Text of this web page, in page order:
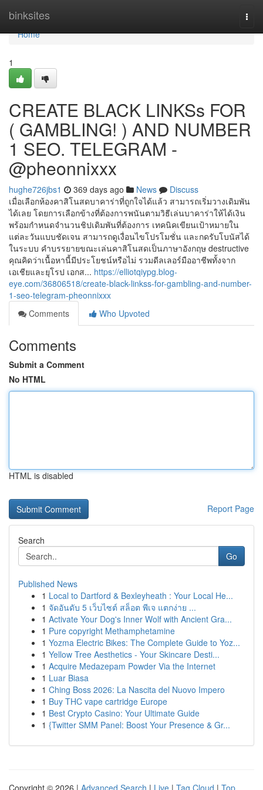
binksites
Home
Home
1
CREATE BLACK LINKSs FOR
( GAMBLING! ) AND NUMBER
1 SEO. TELEGRAM -
@pheonnixxx
hughe726jbs1 369 days ago News
Discuss
เมื่อเลือกห้องคาสิโนสดบาคาร่าที่ถูกใจได้แล้ว สามารถเริ่มวางเดิมพัน
ได้เลย โดยการเลือกข้างที่ต้องการพนันตามวิธีเล่นบาคาร่าให้ได้เงิน
พร้อมกำหนดจำนวนชิปเดิมพันที่ต้องการ เทคนิคเขียนเป้าหมายใน
แต่ละวันแบบชัดเจน สามารถดูเงื่อนไขโปรโมชั่น และกดรับโบนัสได้
ในระบบ คำบรรยายขณะเล่นคาสิโนสดเป็นภาษาอังกฤษ destructive
คุณคิดว่าเนื้อหานี้มีประโยชน์หรือไม่ รวมดีลเลอร์มืออาชีพทั้งจาก
เอเชียและยุโรป เอกส... https://elliotqiypg.blog-
eye.com/36806518/create-black-linkss-for-gambling-and-number-
1-seo-telegram-pheonnixxx
Comments
Who Upvoted
Comments
Submit a Comment
No HTML
HTML is disabled
Report Page
Search
Go
Published News
1 Local to Dartford & Bexleyheath : Your Local He...
1 จัดอันดับ 5 เว็บไซต์ สล็อต พีเจ แตกง่าย ...
1 Activate Your Dog's Inner Wolf with Ancient Gra...
1 Pure copyright Methamphetamine
1 Yozma Electric Bikes: The Complete Guide to Yoz...
1 Yellow Tree Aesthetics - Your Skincare Desti...
1 Acquire Medazepam Powder Via the Internet
1 Luar Biasa
1 Ching Boss 2026: La Nascita del Nuovo Impero
1 Buy THC vape cartridge Europe
1 Best Crypto Casino: Your Ultimate Guide
1 {Twitter SMM Panel: Boost Your Presence & Gr...
Copyright © 2026 | Advanced Search | Live | Tag Cloud | Top